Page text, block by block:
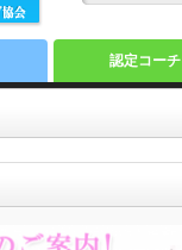
認定コーチ